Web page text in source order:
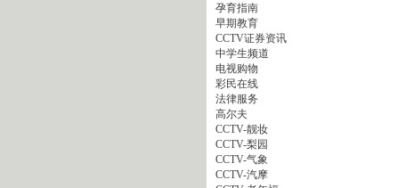
孕育指南
早期教育
CCTV证券资讯
中学生频道
电视购物
彩民在线
法律服务
高尔夫
CCTV-靓妆
CCTV-梨园
CCTV-气象
CCTV-汽摩